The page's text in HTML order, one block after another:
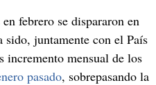
febrero se dispararon en
sido, juntamente con el País
mensual de los
pasado, sobrepasando la